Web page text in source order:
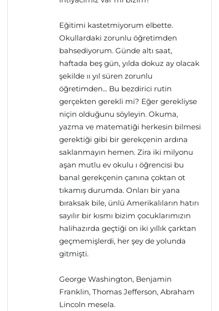
Eğitimi kastetmiyorum elbette.
Okullardaki zorunlu öğretimden
bahsediyorum. Günde altı saat,
haftada beş gün, yılda dokuz ay olacak
şekilde ıı yıl süren zorunlu
öğretimden... Bu bezdirici rutin
gerçekten gerekli mi? Eğer gerekliyse
niçin olduğunu söyleyin. Okuma,
yazma ve matematiği herkesin bilmesi
gerektiği gibi bir gerekçenin ardına
saklanmayın hemen. Zira iki milyonu
aşan mutlu ev okulu ı öğrencisi bu
banal gerekçenin çanına çoktan ot
tıkamış durumda. Onları bir yana
bıraksak bile, ünlü Amerikalıların hatırı
sayılır bir kısmı bizim çocuklarımızın
halihazırda geçtiği on iki yıllık çarktan
geçmemişlerdi, her şey de yolunda
gitmişti.
George Washington, Benjamin
Franklin, Thomas Jefferson, Abraham
Lincoln mesela.